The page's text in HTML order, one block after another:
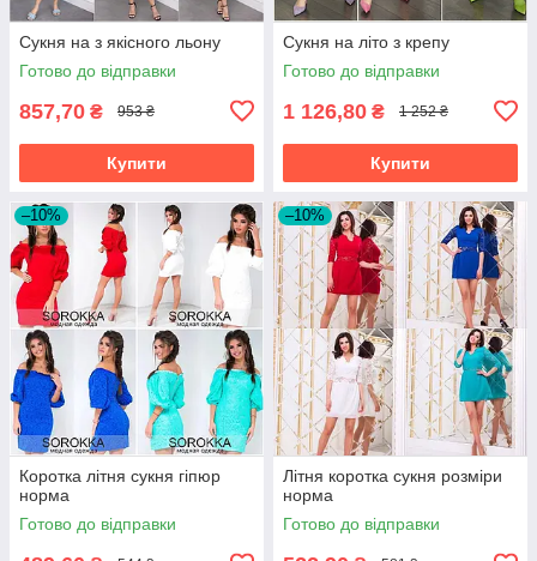
Сукня на з якісного льону
Готово до відправки
857,70 ₴ 953 ₴
Купити
Сукня на літо з крепу
Готово до відправки
1 126,80 ₴ 1 252 ₴
Купити
–10%
Коротка літня сукня гіпюр
норма
Готово до відправки
–10%
Літня коротка сукня розміри
норма
Готово до відправки